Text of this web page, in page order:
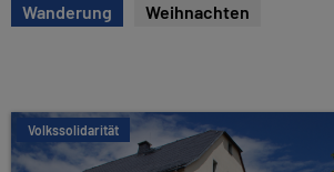
Wanderung Weihnachten
Volkssolidarität